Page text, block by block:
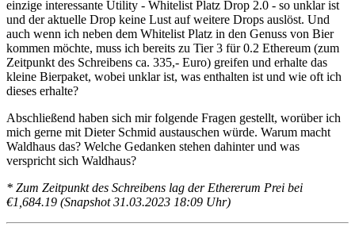
einzige interessante Utility - Whitelist Platz Drop 2.0 - so unklar ist
und der aktuelle Drop keine Lust auf weitere Drops auslöst. Und
auch wenn ich neben dem Whitelist Platz in den Genuss von Bier
kommen möchte, muss ich bereits zu Tier 3 für 0.2 Ethereum (zum
Zeitpunkt des Schreibens ca. 335,- Euro) greifen und erhalte das
kleine Bierpaket, wobei unklar ist, was enthalten ist und wie oft ich
dieses erhalte?
Abschließend haben sich mir folgende Fragen gestellt, worüber ich
mich gerne mit Dieter Schmid austauschen würde. Warum macht
Waldhaus das? Welche Gedanken stehen dahinter und was
verspricht sich Waldhaus?
* Zum Zeitpunkt des Schreibens lag der Ethererum Prei bei
€1,684.19 (Snapshot 31.03.2023 18:09 Uhr)